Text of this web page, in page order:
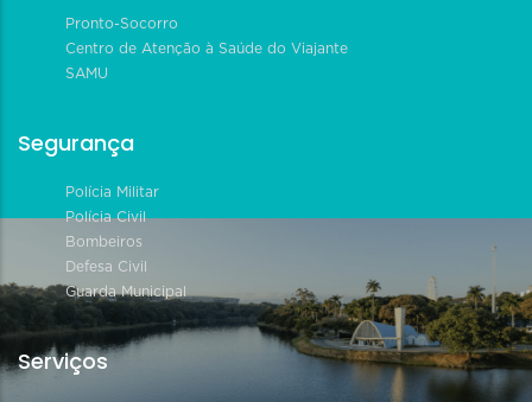
Pronto-Socorro
Centro de Atenção à Saúde do Viajante
SAMU
Segurança
Polícia Militar
Polícia Civil
Bombeiros
Defesa Civil
Guarda Municipal
Serviços